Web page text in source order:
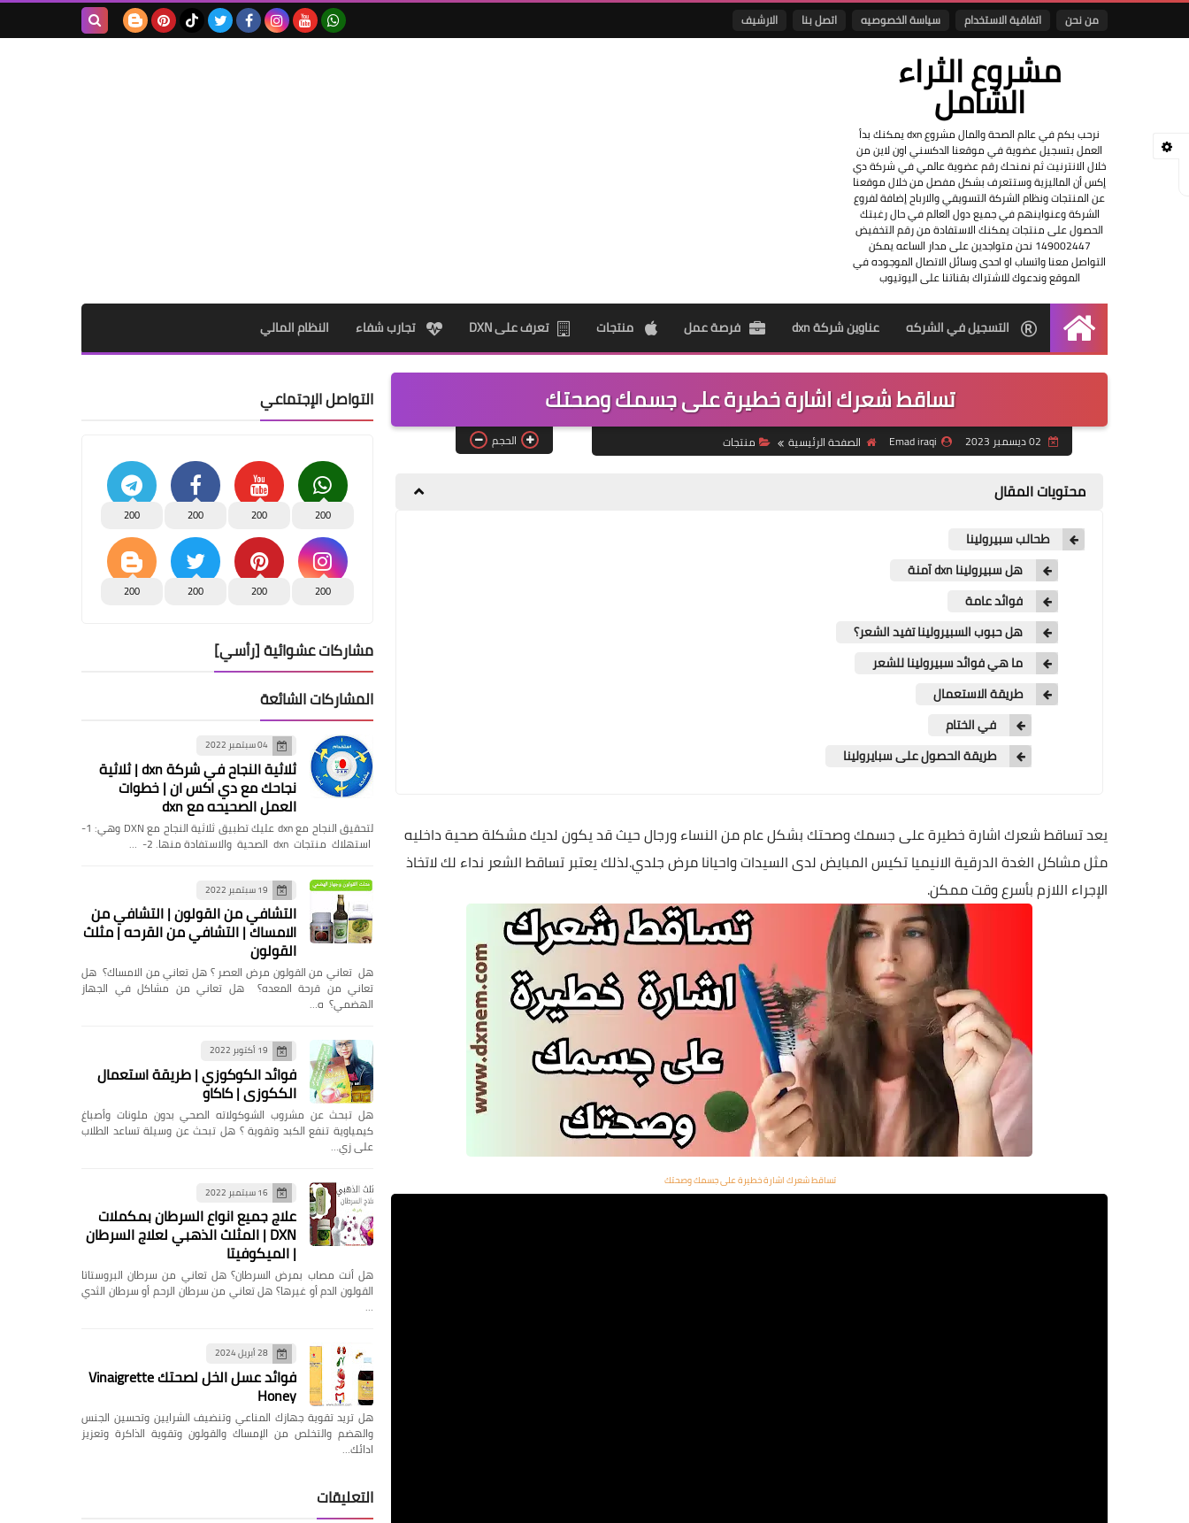
من نحن اتفاقية الاستخدام سياسة الخصوصيه اتصل بنا الارشيف
مشروع الثراء
الشامل
نرحب بكم في عالم الصحة والمال مشروع dxn يمكنك بدأ
العمل بتسجيل عضوية في موقعنا الدكسني اون لاين من
خلال الانترنيت ثم نمنحك رقم عضوية عالمي في شركة دي
إكس أن الماليزية وستتعرف بشكل مفصل من خلال موقعنا
عن المنتجات ونظام الشركة التسويقي والارباح إضافة لفروع
الشركة وعنواينهم في جميع دول العالم في حال رغبتك
الحصول على منتجات يمكنك الاستفادة من رقم التخفيض
149002447 نحن متواجدين على مدار الساعه يمكن
التواصل معنا واتساب او احدى وسائل الاتصال الموجوده في
الموقع وندعوك للاشتراك بقناتنا على اليوتيوب
الرئيسيةالتسجيل في الشركه عناوين شركة dxn فرصة عمل منتجات تعرف على DXN تجارب شفاء النظام المالي
تساقط شعرك اشارة خطيرة على جسمك وصحتك
Emad iraqi الصفحة الرئيسية منتجات الحجم
محتويات المقال
طحالب سبيرولينا
هل سبيرولينا dxn آمنة
فوائد عامة
هل حبوب السبيرولينا تفيد الشعر؟
ما هي فوائد سبيرولينا للشعر
طريقة الاستعمال
في الختام
طريقة الحصول على سبايرولينا
يعد تساقط شعرك اشارة خطيرة على جسمك وصحتك بشكل عام من النساء ورجال حيث قد يكون لديك مشكلة صحية داخليه
مثلمشاكل الغدة الدرقيةالانيميا تكيس المبايض لدى السيدات واحيانا مرض جلدي.لذلك يعتبر تساقط الشعر نداء لك لاتخاذ
الإجراء اللازم بأسرع وقت ممكن.
تساقط شعرك اشارة خطيرة على جسمك وصحتك
التواصل الإجتماعي
200
200
200
200
200
200
200
200
مشاركات عشوائية [رأسي]
المشاركات الشائعة
04 سبتمبر 2022
ثلاثية النجاح في شركة dxn | ثلاثية
نجاحك مع دي اكس ان | خطوات
العمل الصحيحه مع dxn
لتحقيق النجاح مع dxn عليك تطبيق ثلاثية النجاح مع DXN وهي: 1-
استهلاك منتجات dxn الصحية والاستفادة منها. 2- …
19 سبتمبر 2022
التشافي من القولون | التشافي من
الامساك | التشافي من القرحه | مثلث
القولون
هل تعاني من القولون مرض العصر ؟ هل تعاني من الامساك؟ هل
تعاني من قرحة المعده؟ هل تعاني من مشاكل في الجهاز
الهضمي؟ ه…
19 أكتوبر 2022
فوائد الكوكوزي | طريقة استعمال
الككوزي | كاكاو
هل تبحث عن مشروب الشوكولاته الصحي بدون ملونات وأصباغ
كيمياوية تنفع الكبد وتقوية ؟ هل تبحث عن وسيلة تساعد الطلاب
على زي…
16 سبتمبر 2022
علاج جميع انواع السرطان بمكملات
DXN | المثلث الذهبي لعلاج السرطان
| الميكوفيتا
هل ‏أنت مصاب بمرض السرطان؟ هل تعاني من سرطان البروستاتا
القولون الدم أو غيرها؟ ‏هل تعاني من سرطان الرحم أو سرطان الثدي
…
28 أبريل 2024
فوائد عسل الخل لصحتك Vinaigrette
Honey
هل تريد تقوية جهازك المناعي وتنضيف الشرايين وتحسين الجنس
والهضم والتخلص من الإمساك والقولون وتقوية الذاكرة وتعزيز
ادائك…
التعليقات